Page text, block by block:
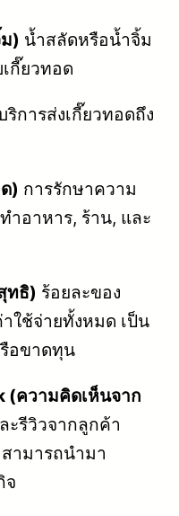
) น้ำสลัดหรือน้ำจิ้ม
กี๊ยวทอด
ริการส่งเกี๊ยวทอดถึง
) การรักษาความ
ำอาหาร, ร้าน, และ
ทธิ) ร้อยละของ
ใช้จ่ายทั้งหมด เป็น
อขาดทุน
(ความคิดเห็นจาก
ะรีวิวจากลูกค้า
ามารถนำมา
จ